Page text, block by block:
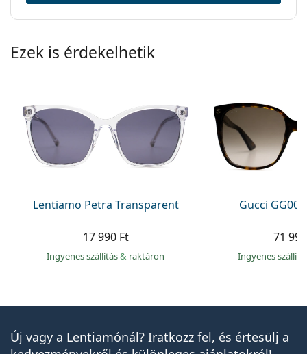
Ezek is érdekelhetik
Lentiamo Petra Transparent
17 990 Ft
Ingyenes szállítás& raktáron
Gucci
71
Ingyenes
Új vagy a Lentiamónál? Iratkozz fel, és értesülj a